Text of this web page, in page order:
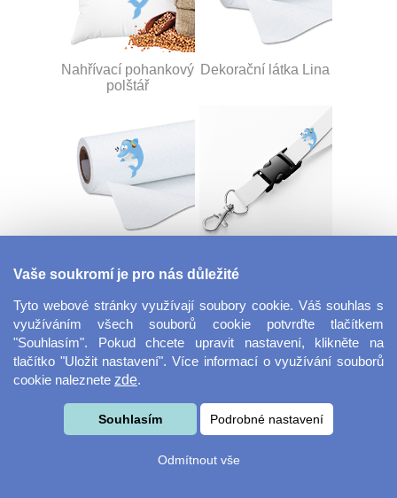
Nahřívací pohankový
polštář
Dekorační látka Lina
Miranda
Vaše soukromí je pro nás důležité
Tyto webové stránky využívají soubory cookie. Váš souhlas s
využíváním všech souborů cookie potvrďte tlačítkem
"Souhlasím". Pokud chcete upravit nastavení, klikněte na
tlačítko "Uložit nastavení". Více informací o využívání souborů
cookie naleznete zde.
Souhlasím Podrobné nastavení
Odmítnout vše